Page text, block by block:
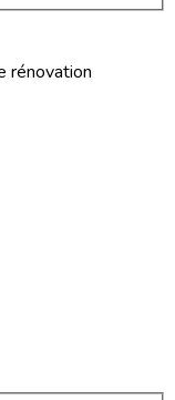
rénovation